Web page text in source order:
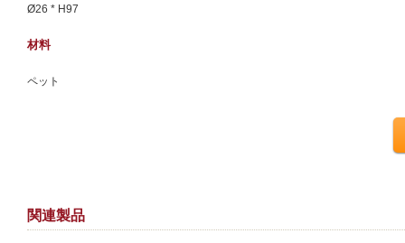
Ø26 * H97
材料
ペット
関連製品